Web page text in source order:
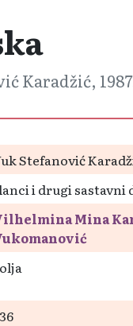
Karadžić,
Stefanović
i drugi sastavni
Mina